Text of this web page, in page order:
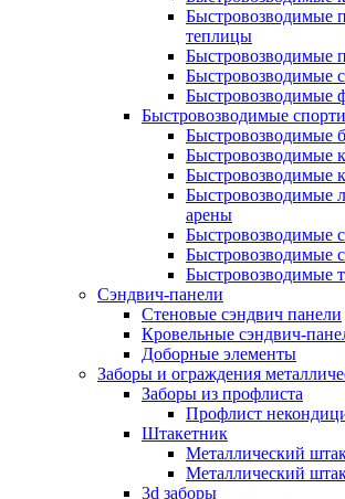
Быстровозводимые
теплицы
Быстровозводимые
Быстровозводимые
Быстровозводимые
Быстровозводимые
Быстровозводимые
Быстровозводимые
Быстровозводимые
Быстровозводимые
арены
Быстровозводимые
Быстровозводимые
Быстровозводимые
Сэндвич-панели
Стеновые сэндвич панели
Кровельные сэндвич-
Доборные элементы
Заборы и ограждения
Заборы из профлиста
Профлист
Штакетник
Металлический
Металлический
3d заборы